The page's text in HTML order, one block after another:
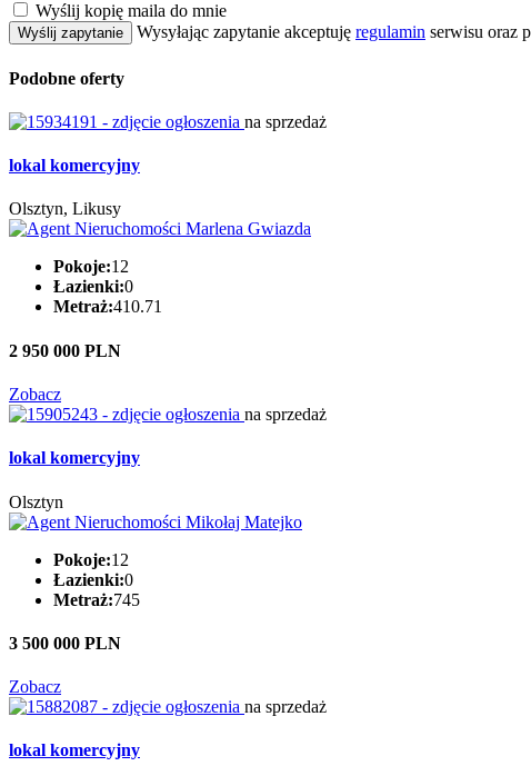
Wyślij kopię maila do mnie
Wyślij zapytanie Wysyłając zapytanie akceptuję regulamin serwisu oraz
Podobne oferty
na sprzedaż
lokal komercyjny
Olsztyn, Likusy
Pokoje:12
Łazienki:0
Metraż:410.71
2 950 000 PLN
Zobacz
na sprzedaż
lokal komercyjny
Olsztyn
Pokoje:12
Łazienki:0
Metraż:745
3 500 000 PLN
Zobacz
na sprzedaż
lokal komercyjny